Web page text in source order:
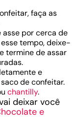
faça as
asse por cerca de
tempo, deixe-
termine de assar
e
de confeitar.
chantilly.
deixar você
e